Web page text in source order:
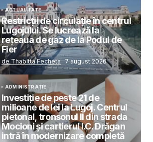
ACTUALITATE
Restricții de circulație în centrul
Lugojului. Se lucrează la
rețeaua de gaz de la Podul de
Fier
de Thabitta Fecheta 7 august 2026
ADMINISTRAȚIE
Investiție de peste 21 de
milioane de lei la Lugoj. Centrul
pietonal, tronsonul II din strada
Mocioni și cartierul I.C. Drăgan
intră în modernizare completă